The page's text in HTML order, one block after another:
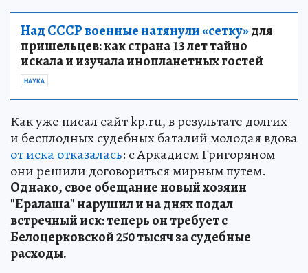
Над СССР военные натянули «сетку»для
пришельцев: как страна 13 лет тайно
искала и изучала инопланетных гостей
НАУКА
Как уже писал сайт kp.ru, в результате долгих
и бесплодных судебных баталий молодая вдова
от иска отказалась: с Аркадием Григоряном
они решили договориться мирным путем.
Однако, свое обещание новый хозяин
"Ералаша" нарушил и на днях подал
встречный иск: теперь он требует с
Белоцерковской 250 тысяч за судебные
расходы.